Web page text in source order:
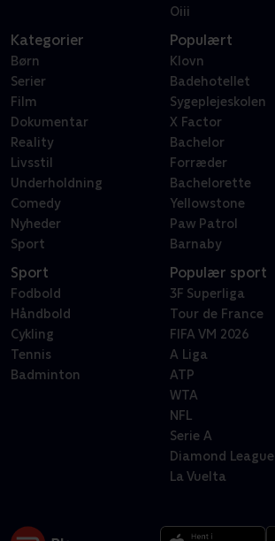
Oiii
Kategorier
Børn
Serier
Film
Dokumentar
Reality
Livsstil
Underholdning
Comedy
Nyheder
Sport
Populært
Klovn
Badehotellet
Sygeplejeskolen
X Factor
Bachelor
Forræder
Bachelorette
Yellowstone
Paw Patrol
Barnaby
Sport
Fodbold
Håndbold
Cykling
Tennis
Badminton
Populær sport
3F Superliga
Tour de France
FIFA VM 2026
A Liga
ATP
WTA
NFL
Serie A
Diamond League
La Vuelta